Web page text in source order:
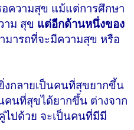
ความสุข แม้แต่การศึกษา
าม สุข แต่อีกด้านหนึ่งของ
มารถที่จะมีความสุข หรือ
งกลายเป็นคนที่สุขยากขึ้น
นที่สุขได้ยากขึ้น ต่างจาก
ปด้วย จะเป็นคนที่มีมี